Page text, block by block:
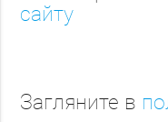
сайту
Загляните в